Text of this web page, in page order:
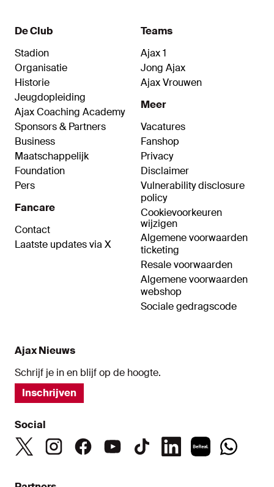
De Club
Stadion
Organisatie
Historie
Jeugdopleiding
Ajax Coaching Academy
Sponsors & Partners
Business
Maatschappelijk
Foundation
Pers
Fancare
Contact
Laatste updates via X
Teams
Ajax 1
Jong Ajax
Ajax Vrouwen
Meer
Vacatures
Fanshop
Privacy
Disclaimer
Vulnerability disclosure
policy
Cookievoorkeuren
wijzigen
Algemene voorwaarden
ticketing
Resale voorwaarden
Algemene voorwaarden
webshop
Sociale gedragscode
Ajax Nieuws
Schrijf je in en blijf op de hoogte.
Inschrijven
Social